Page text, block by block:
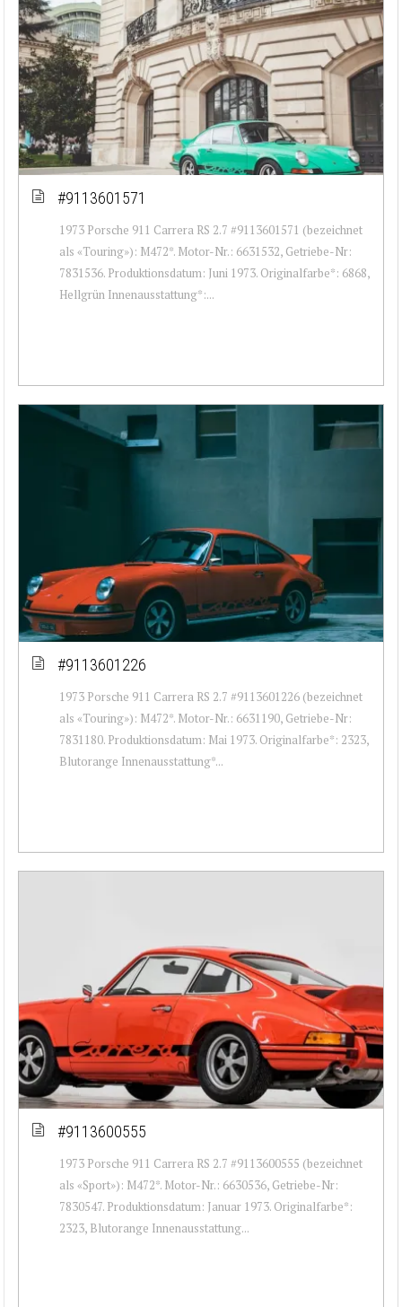
#9113601571
1973 Porsche 911 Carrera RS 2.7 #9113601571 (bezeichnet
als «Touring»): M472*. Motor-Nr.: 6631532, Getriebe-Nr:
7831536. Produktionsdatum: Juni 1973. Originalfarbe*: 6868,
Hellgrün Innenausstattung*:...
#9113601226
1973 Porsche 911 Carrera RS 2.7 #9113601226 (bezeichnet
als «Touring»): M472*. Motor-Nr.: 6631190, Getriebe-Nr:
7831180. Produktionsdatum: Mai 1973. Originalfarbe*: 2323,
Blutorange Innenausstattung*...
#9113600555
1973 Porsche 911 Carrera RS 2.7 #9113600555 (bezeichnet
als «Sport»): M472*. Motor-Nr.: 6630536, Getriebe-Nr:
7830547. Produktionsdatum: Januar 1973. Originalfarbe*:
2323, Blutorange Innenausstattung...